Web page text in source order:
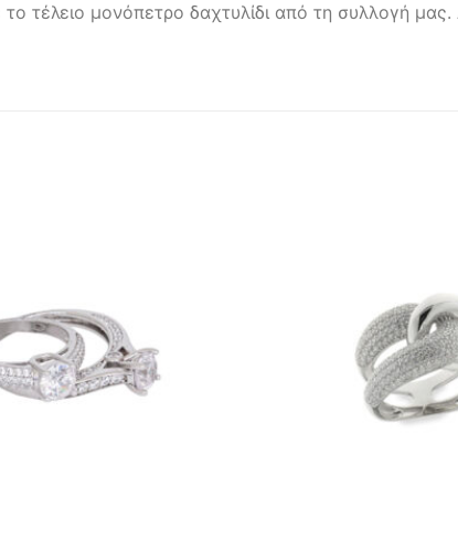
τέλειο μονόπετρο δαχτυλίδι από τη συλλογή